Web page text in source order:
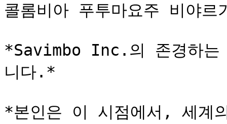
콜롬비아 푸투마요주 비야르
*Savimbo Inc.의 존경하는
니다.*
*본인은 이 시점에서, 세계